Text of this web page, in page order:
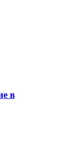
в